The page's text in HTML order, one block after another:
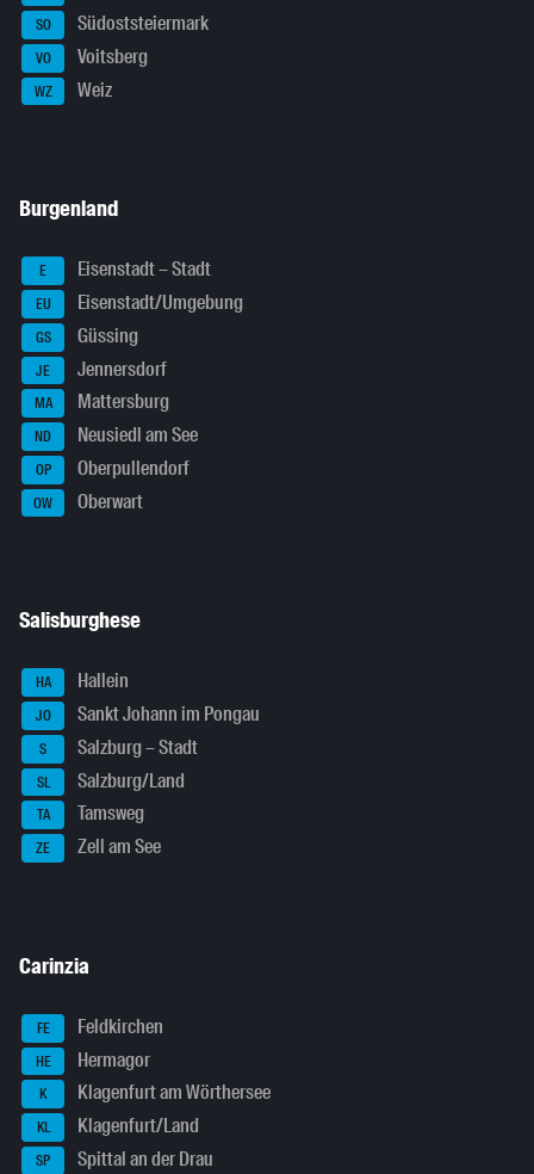
SO Südoststeiermark
VO Voitsberg
WZ Weiz
Burgenland
E Eisenstadt – Stadt
EU Eisenstadt/Umgebung
GS Güssing
JE Jennersdorf
MA Mattersburg
ND Neusiedl am See
OP Oberpullendorf
OW Oberwart
Salisburghese
HA Hallein
JO Sankt Johann im Pongau
S Salzburg – Stadt
SL Salzburg/Land
TA Tamsweg
ZE Zell am See
Carinzia
FE Feldkirchen
HE Hermagor
K Klagenfurt am Wörthersee
KL Klagenfurt/Land
SP Spittal an der Drau